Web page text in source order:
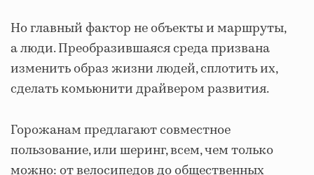
Но главный фактор не объекты и маршруты,
а люди. Преобразившаяся среда призвана
изменить образ жизни людей, сплотить их,
сделать комьюнити драйвером развития.
Горожанам предлагают совместное
пользование, или шеринг, всем, чем только
можно: от велосипедов до общественных